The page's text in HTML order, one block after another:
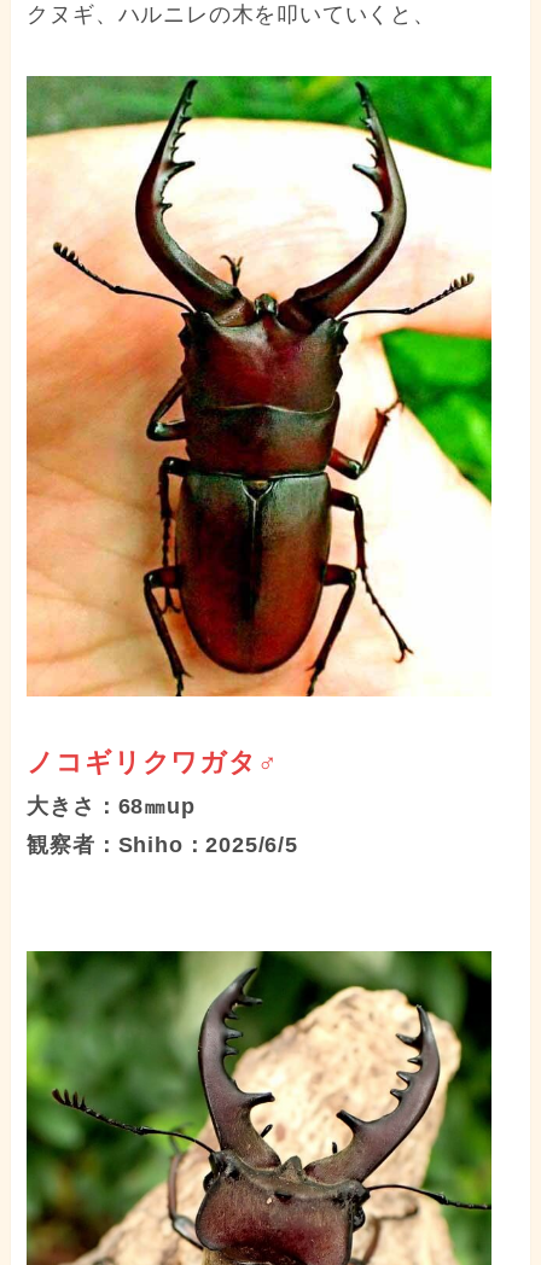
クヌギ、ハルニレの木を叩いていくと、
ノコギリクワガタ♂
大きさ：68㎜up
観察者：Shiho：2025/6/5